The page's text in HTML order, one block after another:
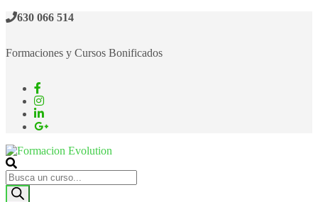
630 066 514
Formaciones y Cursos Bonificados
Formacion Evolution
Cursos de formación continua